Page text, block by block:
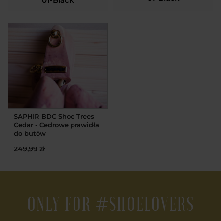
SAPHIR BDC Shoe Trees
Cedar - Cedrowe prawidła
do butów
249,99 zł
ONLY FOR #SHOELOVERS